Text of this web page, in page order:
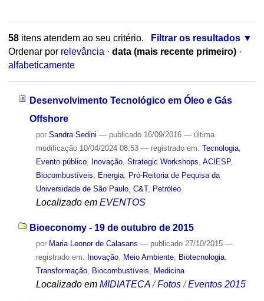
58itens atendem ao seu critério.
Filtrar os resultados
Ordenar por relevância · data (mais recente primeiro) ·
alfabeticamente
Desenvolvimento Tecnológico em Óleo e Gás
Offshore
por Sandra Sedini — publicado16/09/2016 — última
modificação10/04/2024 08:53 — registrado em: Tecnologia,
Evento público, Inovação, Strategic Workshops ACIESP,
Biocombustíveis
Energia,
Pró-Reitoria de Pequisa da
Universidade de São Paulo, C&T, Petróleo
Localizado em EVENTOS
Bioeconomy - 19 de outubro de 2015
por Maria Leonor de Calasans — publicado27/10/2015 —
registrado em: Inovação, Meio Ambiente, Biotecnologia,
Transformação, Biocombustíveis Medicina
Localizado em MIDIATECA /Fotos /Eventos 2015